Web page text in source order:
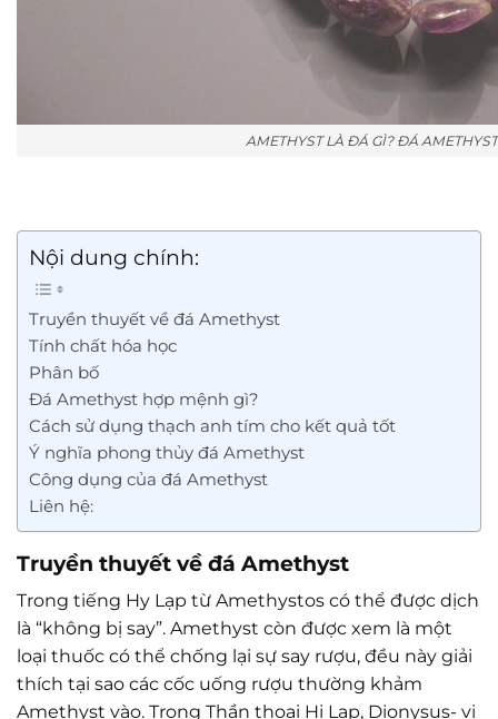
AMETHYST LÀ ĐÁ GÌ? ĐÁ
Nội dung chính:
Truyền thuyết về đá Amethyst
Tính chất hóa học
Phân bố
Đá Amethyst hợp mệnh gì?
Cách sử dụng thạch anh tím cho kết quả tốt
Ý nghĩa phong thủy đá Amethyst
Công dụng của đá Amethyst
Liên hệ:
Truyền thuyết về đá Amethyst
Trong tiếng Hy Lạp từ Amethystos có thể được dịch
là “không bị say”. Amethyst còn được xem là một
loại thuốc có thể chống lại sự say rượu, đều này giải
thích tại sao các cốc uống rượu thường khảm
Amethyst vào. Trong Thần thoại Hi Lạp, Dionysus- vị